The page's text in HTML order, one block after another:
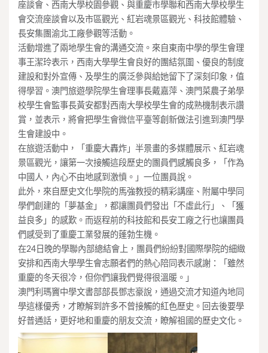
座談會、西南大學校園參觀、與重慶市學聯和西南大學校學生
會交流座談會以及市區觀光、紅岩魂景區觀光、科技館體驗、
長安集團渝北工廠參觀等活動。
活動增進了兩地學生會的溝通交流。來自東南中學的學生會理
事王潔玲表示，西南大學學生會良好的團結氛圍、優良的制度
建設和對外宣傳、及學生的廣泛參與給她留下了深刻印象，值
得學習。澳門旅遊學院學生會理事長戴嘉萍、澳門菜農子弟學
校學生會監事長黃安都對西南大學校學生會的成熟機制表示讚
賞，並表示，將會把學生會微信平臺等創新做法引進到澳門學
生會建設中。
在旅遊活動中，「重慶大轟炸」半景畫的多媒體展示、紅岩魂
景區觀光，讓第一次接觸這段歷史的團員們感觸良多，「作為
中國人，內心不由地感到激憤。」一位團員說。
此外，來自歷史文化學院的馬強教授的精彩講座、附屬中學同
學們創建的「夢基金」，都讓團員們發出「不虛此行」、「獲
益良多」的感歎。而返程前的科技館和長安工廠之行也讓團員
們感受到了重慶工業發展的蓬勃生機。
在24日晚的學聯內部總結會上，團員們紛紛對國際學院的細緻
安排和西南大學學生會志願者們的熱心陪同表示感謝：「雖然
重慶的冬天很冷，但你們讓我們覺得很溫暖。」
澳門利瑪竇中學文書部部長鄧志豪說，通過交流才知道內地同
學這樣優秀，才瞭解到許多不曾接觸的紅色歷史。回去後要學
好普通話，更好地和重慶的朋友交流，瞭解祖國的歷史文化。